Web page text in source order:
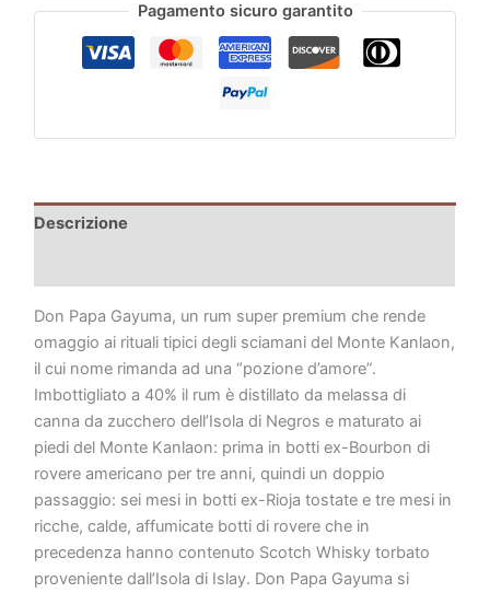
Pagamento sicuro garantito
Descrizione
Don Papa Gayuma, un rum super premium che rende
omaggio ai rituali tipici degli sciamani del Monte Kanlaon,
il cui nome rimanda ad una “pozione d’amore”.
Imbottigliato a 40% il rum è distillato da melassa di
canna da zucchero dell’Isola di Negros e maturato ai
piedi del Monte Kanlaon: prima in botti ex-Bourbon di
rovere americano per tre anni, quindi un doppio
passaggio: sei mesi in botti ex-Rioja tostate e tre mesi in
ricche, calde, affumicate botti di rovere che in
precedenza hanno contenuto Scotch Whisky torbato
proveniente dall’Isola di Islay. Don Papa Gayuma si